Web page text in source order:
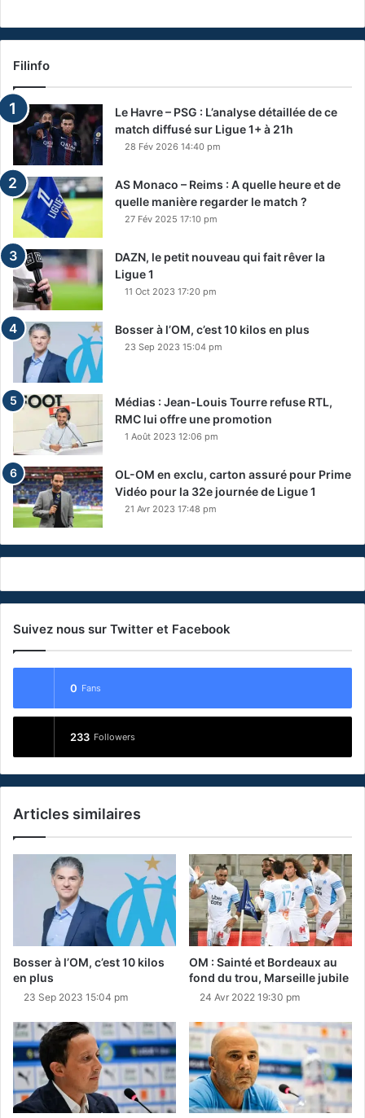
Filinfo
Le Havre – PSG : L’analyse détaillée de ce
match diffusé sur Ligue 1+ à 21h
28 Fév 2026 14:40 pm
AS Monaco – Reims : A quelle heure et de
quelle manière regarder le match ?
27 Fév 2025 17:10 pm
DAZN, le petit nouveau qui fait rêver la
Ligue 1
11 Oct 2023 17:20 pm
Bosser à l’OM, c’est 10 kilos en plus
23 Sep 2023 15:04 pm
Médias : Jean-Louis Tourre refuse RTL,
RMC lui offre une promotion
1 Août 2023 12:06 pm
OL-OM en exclu, carton assuré pour Prime
Vidéo pour la 32e journée de Ligue 1
21 Avr 2023 17:48 pm
Suivez nous sur Twitter et Facebook
0 Fans
233 Followers
Articles similaires
Bosser à l’OM, c’est 10 kilos
en plus
23 Sep 2023 15:04 pm
OM : Sainté et Bordeaux au
fond du trou, Marseille jubile
24 Avr 2022 19:30 pm